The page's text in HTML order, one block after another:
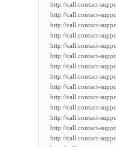
http://call.contact-
http://call.contact-
http://call.contact-
http://call.contact-
http://call.contact-
http://call.contact-
http://call.contact-
http://call.contact-
http://call.contact-
http://call.contact-
http://call.contact-
http://call.contact-
http://call.contact-
http://call.contact-